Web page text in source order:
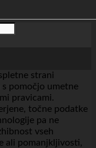
strani
s pomočjo umetne
pravicami.
točne podatke
pa ne
vseh
ali pomanjkljivosti,